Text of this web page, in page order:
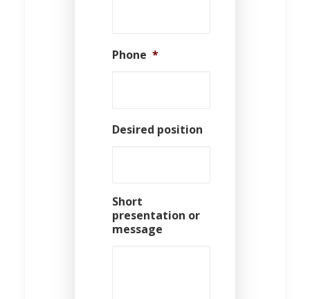
Phone *
Desired position
Short
presentation or
message